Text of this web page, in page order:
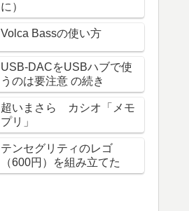
に）
Volca Bassの使い方
USB-DACをUSBハブで使
うのは要注意 の続き
超いまさら カシオ「メモ
プリ」
テンセグリティのレゴ
（600円）を組み立てた